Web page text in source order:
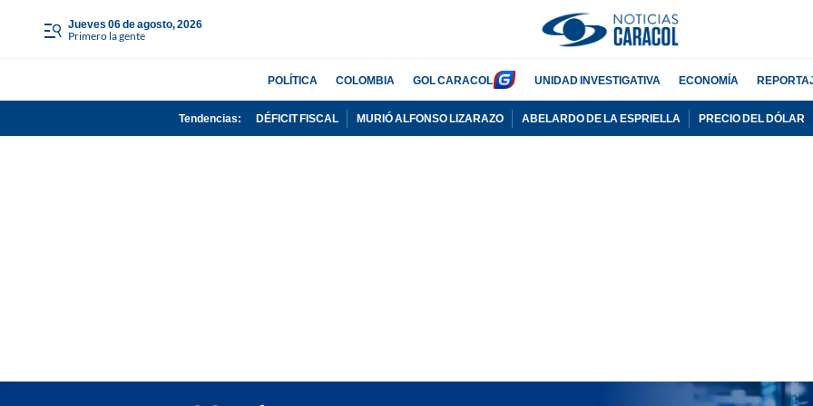
jueves 06 de agosto, 2026
Primero la gente
POLÍTICA COLOMBIA GOL CARACOL UNIDAD INVESTIGATIVA ECONOMÍA
Tendencias: DÉFICIT FISCAL MURIÓ ALFONSO LIZARAZO ABELARDO DE LA ESPRIELLA PRECIO DEL DÓLAR